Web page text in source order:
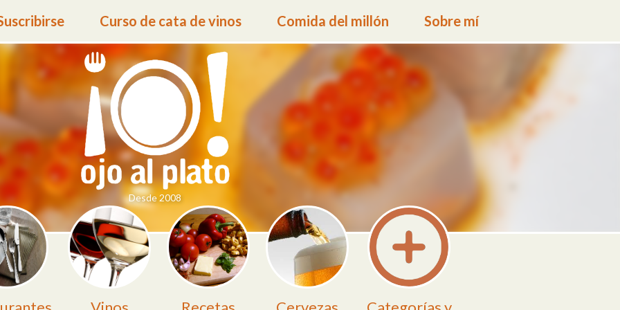
Curso de cata de vinos Comida del millón Sobre mí
Desde 2008